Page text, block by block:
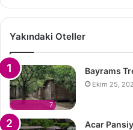
Yakındaki Oteller
7
Bayrams
Ekim 25,
Acar